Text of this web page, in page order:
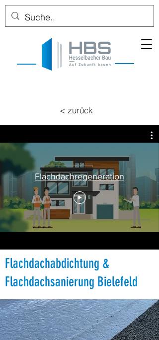
< zurück
Flachdachregeneration
Flachdachabdichtung &
Flachdachsanierung Bielefeld